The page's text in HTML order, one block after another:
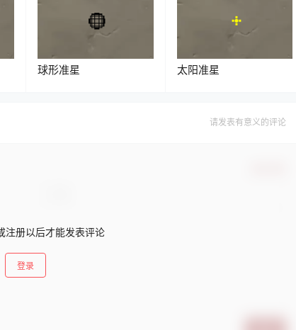
球形准星 太阳准星
请发表有意义的评论
注册以后才能发表评论
登录